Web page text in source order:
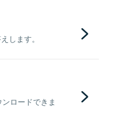
します。
ロードできま